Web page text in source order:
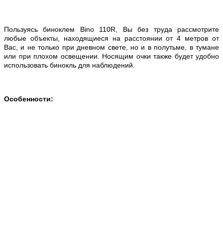
Пользуясь биноклем Bino 110R, Вы без труда рассмотрите
любые объекты, находящиеся на расстоянии от 4 метров от
Вас, и не только при дневном свете, но и в полутьме, в тумане
или при плохом освещении. Носящим очки также будет удобно
использовать бинокль для наблюдений.
Особенности: